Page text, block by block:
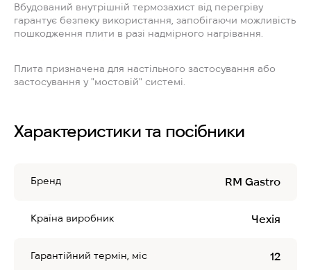
Вбудований внутрішній термозахист від перегріву
гарантує безпеку використання, запобігаючи можливість
пошкодження плити в разі надмірного нагрівання.
Плита призначена для настільного застосування або
застосування у "мостовій" системі.
Характеристики та посібники
Бренд RM Gastro
Країна виробник Чехія
Гарантійний термін, міс 12